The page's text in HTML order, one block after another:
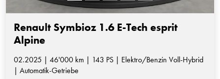
Renault Symbioz 1.6 E-Tech esprit
Alpine
02.2025 | 46'000 km | 143 PS | Elektro/Benzin Voll-Hybrid
| Automatik-Getriebe